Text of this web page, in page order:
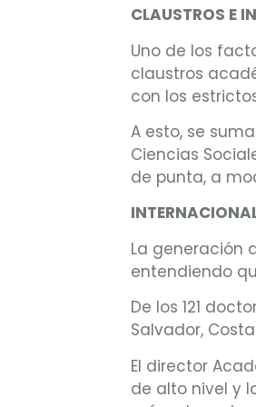
CLAUSTROS E
Uno de los
claustros
con los
A esto, se
Ciencias
de punta, a
La generación
entendiendo
De los 121
Salvador,
El director
de alto nivel y